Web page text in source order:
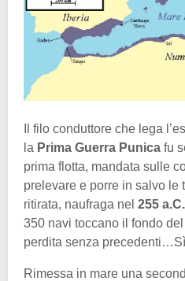
Il filo conduttore che lega
la Prima Guerra Punica fu
prima flotta, mandata sulle
prelevare e porre in salvo le
ritirata, naufraga nel 255 a.C.
350 navi toccano il fondo
perdita senza
Rimessa in mare una